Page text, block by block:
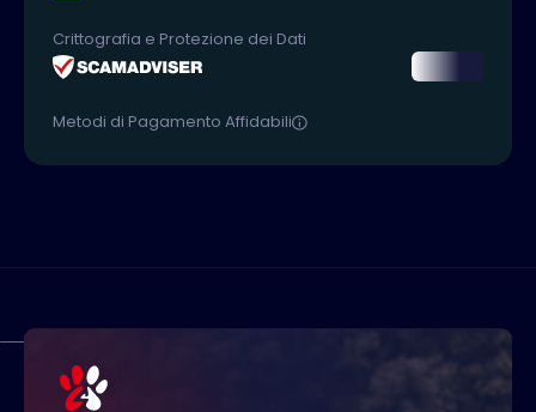
Crittografia e Protezione dei Dati
Metodi di Pagamento Affidabili